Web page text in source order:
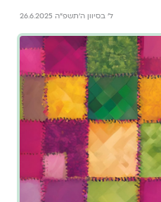
ל׳ בסיוון ה׳תשפ״ה 26.6.2025